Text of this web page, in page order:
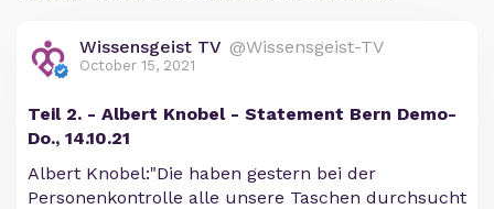
Wissensgeist TV @Wissensgeist-TV
October 15, 2021
Teil 2. - Albert Knobel - Statement Bern Demo-
Do., 14.10.21
Albert Knobel:"Die haben gestern bei der
Personenkontrolle alle unsere Taschen durchsucht